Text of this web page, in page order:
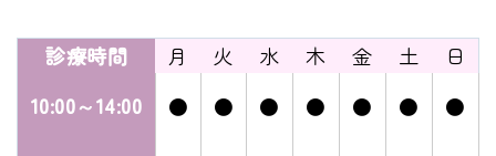
診療時間 月 火 水 木 金 土
日
10:00～14:00
● ● ● ● ● ● ●